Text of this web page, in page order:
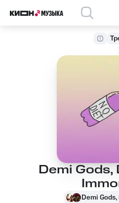
Demi Gods,
Demi